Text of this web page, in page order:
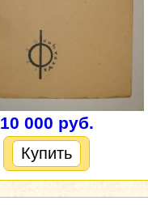
10 000 руб.
Купить